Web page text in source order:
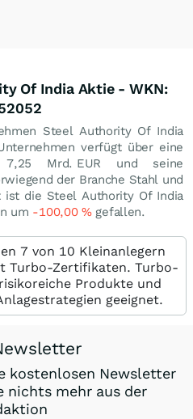
Of India Aktie - WKN:
Steel Authority Of India
verfügt über eine
7,25 Mrd. EUR und seine
der Branche Stahl und
ist die Steel Authority Of India
um -100,00%gefallen.
7 von 10 Kleinanlegern
Turbo-Zertifikaten. Turbo-
Produkte und
geeignet.
kostenlosen Newsletter
nichts mehr aus der